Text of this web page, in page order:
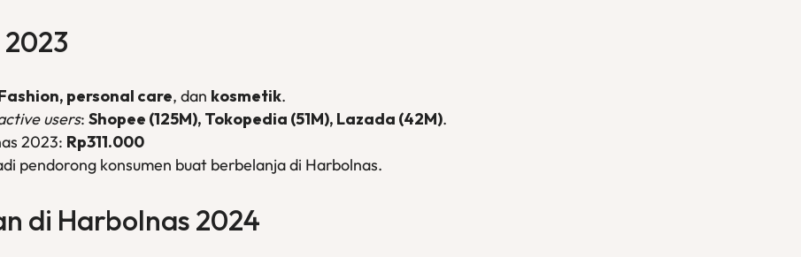
personal care, dan kosmetik.
users: Shopee (125M), Tokopedia (51M), Lazada (42M).
2023: Rp311.000
pendorong konsumen buat berbelanja di Harbolnas.
di Harbolnas 2024